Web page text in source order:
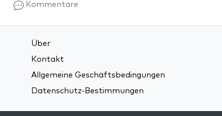
Kommentare
Über
Kontakt
Allgemeine Geschäftsbedingungen
Datenschutz-Bestimmungen